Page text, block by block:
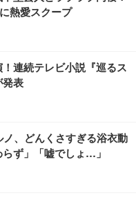
熱愛スクープ
連続テレビ小説『巡るス
発表
、どんくさすぎる浴衣動
ず」「嘘でしょ…」